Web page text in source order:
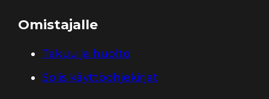
Omistajalle
Takuu ja huolto
Solis käyttöohjekirjat